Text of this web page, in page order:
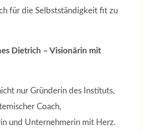
für die Selbstständigkeit fit zu
Dietrich – Visionärin mit
nur Gründerin des Instituts,
Coach,
und Unternehmerin mit Herz.